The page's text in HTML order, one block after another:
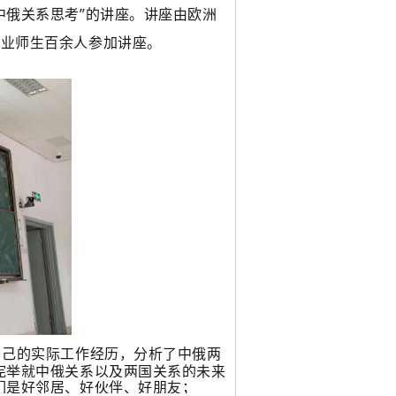
关系思考”的讲座。讲座由欧洲
师生百余人参加讲座。
的实际工作经历，分析了中俄两
就中俄关系以及两国关系的未来
好邻居、好伙伴、好朋友；